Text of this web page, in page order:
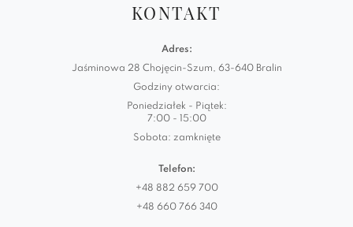
KONTAKT
Adres:
Jaśminowa 28 Chojęcin-Szum, 63-640 Bralin
Godziny otwarcia:
Poniedziałek - Piątek:
7:00 - 15:00
Sobota: zamknięte
Telefon:
+48 882 659 700
+48 660 766 340